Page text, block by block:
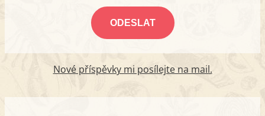
Nové příspěvky mi posílejte na mail.